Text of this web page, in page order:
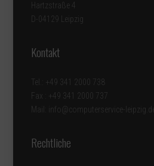
Hartzstraße 4
D-04129 Leipzig
Kontakt
Tel.: +49 341 2000 738
Fax : +49 341 2000 737
Mail: info@computerservice-leipzig.de
Rechtliche